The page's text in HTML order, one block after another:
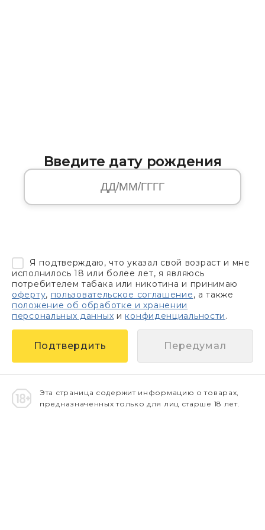
Введите дату рождения
Я подтверждаю, что указал свой возраст и мне
исполнилось 18 или более лет, я являюсь
потребителем табака или никотина и принимаю
оферту, пользовательское соглашение, а также
положение об обработке и хранении
персональных данных и конфиденциальности.
Передумал
Эта страница содержит информацию о товарах,
предназначенных только для лиц старше 18 лет.